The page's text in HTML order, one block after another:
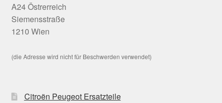
A24 Östrerreich
Siemensstraße
1210 Wien
(die Adresse wird nicht für Beschwerden verwendet)
Citroën Peugeot Ersatzteile